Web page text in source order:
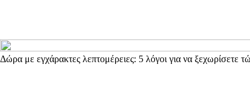
Δώρα με εγχάρακτες λεπτομέρειες: 5 λόγοι για να ξεχωρίσετε